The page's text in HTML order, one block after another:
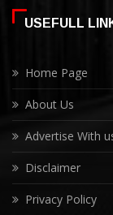
USEFULL
Home Page
About Us
Advertise With
Disclaimer
Privacy Policy